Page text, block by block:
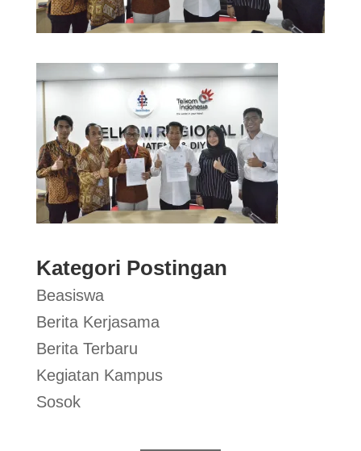
Kategori Postingan
Beasiswa
Berita Kerjasama
Berita Terbaru
Kegiatan Kampus
Sosok